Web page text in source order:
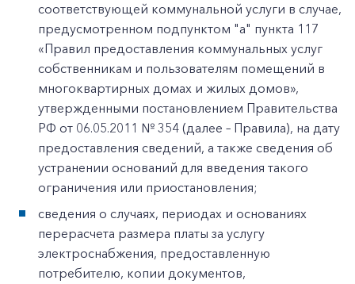
соответствующей коммунальной услуги в случае,
предусмотренном подпунктом "а" пункта 117
«Правил предоставления коммунальных услуг
собственникам и пользователям помещений в
многоквартирных домах и жилых домов»,
утвержденными постановлением Правительства
РФ от 06.05.2011 № 354 (далее – Правила), на дату
предоставления сведений, а также сведения об
устранении оснований для введения такого
ограничения или приостановления;
сведения о случаях, периодах и основаниях
перерасчета размера платы за услугу
электроснабжения, предоставленную
потребителю, копии документов,